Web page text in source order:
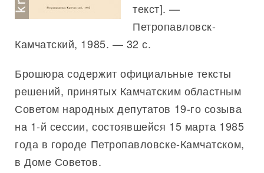
текст]. —
Петропавловск-
Камчатский, 1985. — 32 с.
Брошюра содержит официальные тексты
решений, принятых Камчатским областным
Советом народных депутатов 19-го созыва
на 1-й сессии, состоявшейся 15 марта 1985
года в городе Петропавловске-Камчатском,
в Доме Советов.